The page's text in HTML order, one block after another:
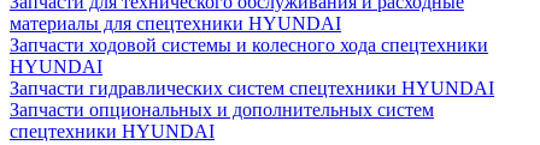
материалы для спецтехники HYUNDAI
Запчасти ходовой системы и колесного хода спецтехники
HYUNDAI
Запчасти гидравлических систем спецтехники HYUNDAI
Запчасти опциональных и дополнительных систем
спецтехники HYUNDAI